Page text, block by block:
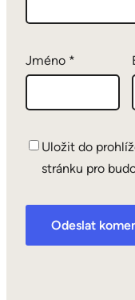
Jméno *
Uložit do
stránku pro